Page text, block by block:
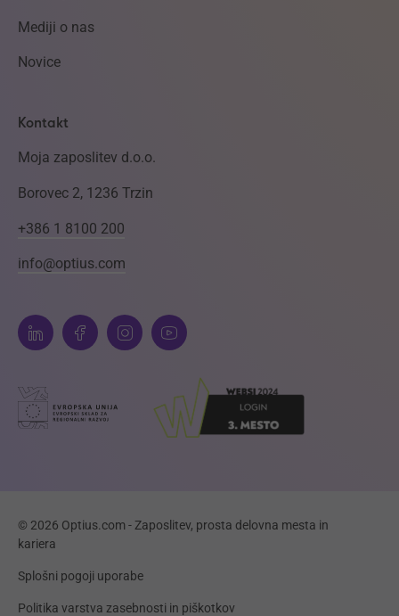
Mediji o nas
Novice
Kontakt
Moja zaposlitev d.o.o.
Borovec 2, 1236 Trzin
+386 1 8100 200
info@optius.com
© 2026 Optius.com - Zaposlitev, prosta delovna mesta in
kariera
Splošni pogoji uporabe
Politika varstva zasebnosti in piškotkov